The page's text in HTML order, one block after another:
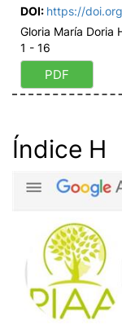
DOI: https://
Gloria María Doria
1 - 16
PDF
Índice H